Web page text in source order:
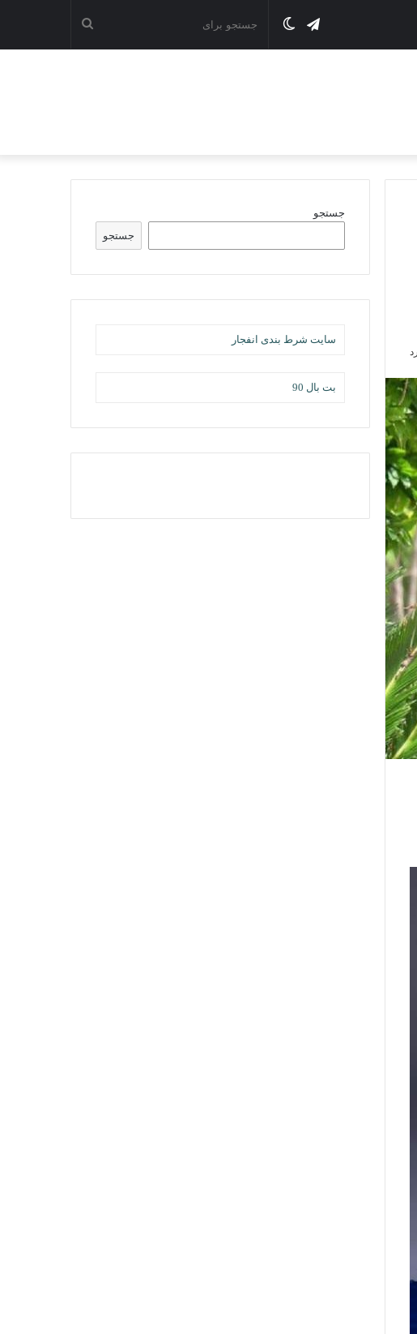
جستجو تغییرتلگرام
جستجو
جستجو
سایت شرط بندی انفجار
بت بال 90